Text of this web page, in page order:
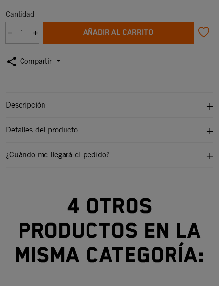
Cantidad
AÑADIR AL CARRITO
share Compartir
Descripción
Detalles del producto
¿Cuándo me llegará el pedido?
4 otros
productos en la
misma categoría: